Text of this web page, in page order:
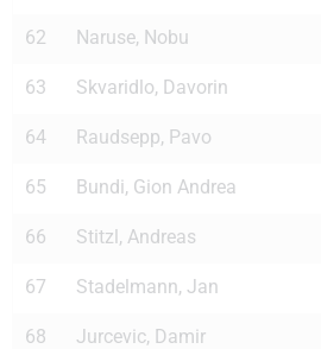
62 Naruse, Nobu
63 Skvaridlo, Davorin
64 Raudsepp, Pavo
65 Bundi, Gion Andrea
66 Stitzl, Andreas
67 Stadelmann, Jan
68 Jurcevic, Damir